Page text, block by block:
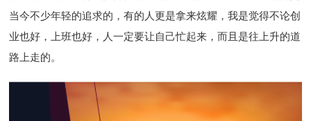
当今不少年轻的追求的，有的人更是拿来炫耀，我是觉得不论创
业也好，上班也好，人一定要让自己忙起来，而且是往上升的道
路上走的。